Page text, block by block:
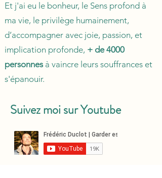
Et j'ai eu le bonheur, le Sens profond à
ma vie, le privilège humainement,
d’accompagner avec joie, passion, et
implication profonde, + de 4000
personnesà vaincre leurs souffrances et
s'épanouir.
Suivez moi sur Youtube